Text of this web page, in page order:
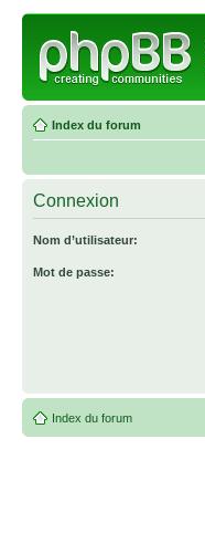
Index du forum
Connexion
Nom d’utilisateur:
Mot de passe:
Index du forum